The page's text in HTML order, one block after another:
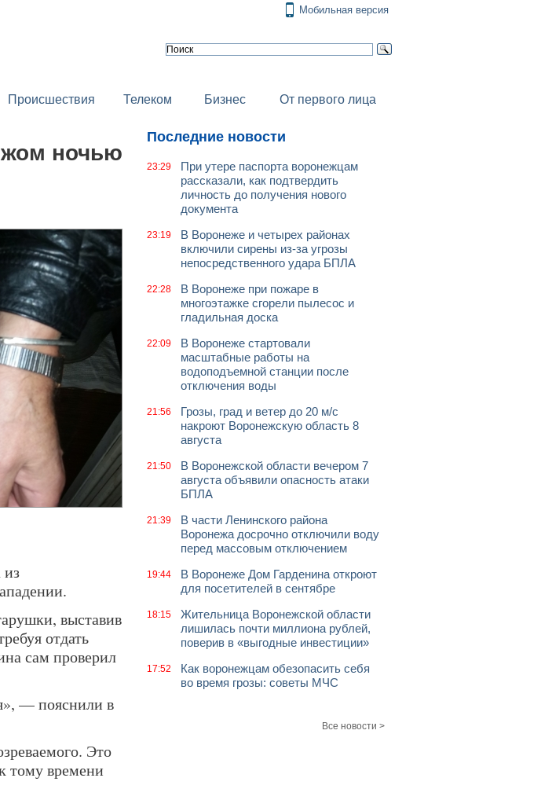
Мобильная версия
Происшествия Телеком Бизнес От первого лица
ночью
выставив
отдать
сам проверил
— пояснили в
Это
тому времени
Последние новости
23:29
При утере паспорта воронежцам
рассказали, как подтвердить
личность до получения нового
документа
23:19
В Воронеже и четырех районах
включили сирены из-за угрозы
непосредственного удара БПЛА
22:28
В Воронеже при пожаре в
многоэтажке сгорели пылесос и
гладильная доска
22:09
В Воронеже стартовали
масштабные работы на
водоподъемной станции после
отключения воды
21:56
Грозы, град и ветер до 20 м/с
накроют Воронежскую область 8
августа
21:50
В Воронежской области вечером 7
августа объявили опасность атаки
БПЛА
21:39
В части Ленинского района
Воронежа досрочно отключили воду
перед массовым отключением
19:44
В Воронеже Дом Гарденина откроют
для посетителей в сентябре
18:15
Жительница Воронежской области
лишилась почти миллиона рублей,
поверив в «выгодные инвестиции»
17:52
Как воронежцам обезопасить себя
во время грозы: советы МЧС
Все новости >